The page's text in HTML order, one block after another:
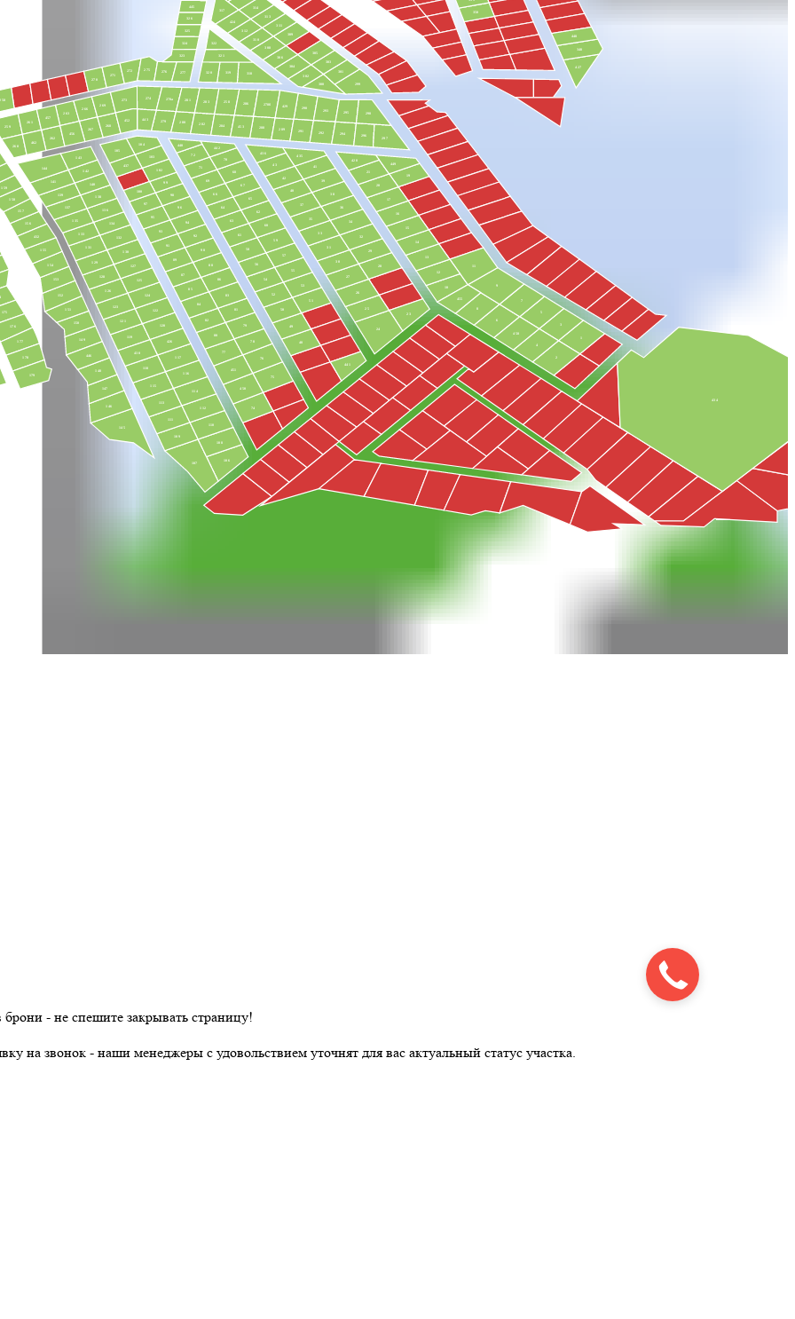
434
1
2
3
4
5
6
7
8
9
10
11
12
13
14
15
16
17
19
20
21
23
24
25
26
27
28
29
30
31
32
33
34
35
36
37
38
39
40
41
42
43
435
436
449
428
441
48
49
50
51
52
53
54
55
56
57
58
59
61
60
63
62
64
65
66
67
69
68
71
70
72
74
75
76
79
81
83
77
78
80
82
84
85
86
87
88
89
90
91
92
93
94
95
96
97
98
99
100
102
103
104
105
106
107
108
109
110
111
112
113
114
115
116
117
118
119
120
121
122
123
124
126
125
128
127
130
129
131
132
133
134
135
136
137
138
139
140
141
142
144
143
145
146
147
148
149
150
151
152
153
154
155
156
157
158
159
175
176
177
178
179
258
259
260
261
262
263
266
267
268
269
270
271
272
273 274
275 276 277
278а
279 280
281
282
283
284
258 286 278б
288 289
290
291
293
292 294
295
296
297
298
299
300
301
302
303
304
305
306
308
309
310
311
312
313
314
317
318
319
320
321
322
424
429
450
451
426
430
446
462
456
457
443
452
453
458
455
432
442
437
440
350
427
348
448
445
324
325
326
323
- не спешите закрывать страницу!
на звонок - наши менеджеры с удовольствием уточнят для вас актуальный статус участка.